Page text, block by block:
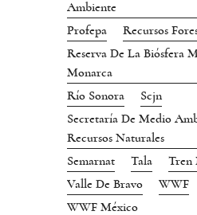
Ambiente
Profepa
Recursos
Reserva De La Biósfera
Monarca
Río Sonora
Scjn
Secretaría De Medio
Recursos Naturales
Semarnat
Tala
Tren
Valle De Bravo
WWF
WWF México